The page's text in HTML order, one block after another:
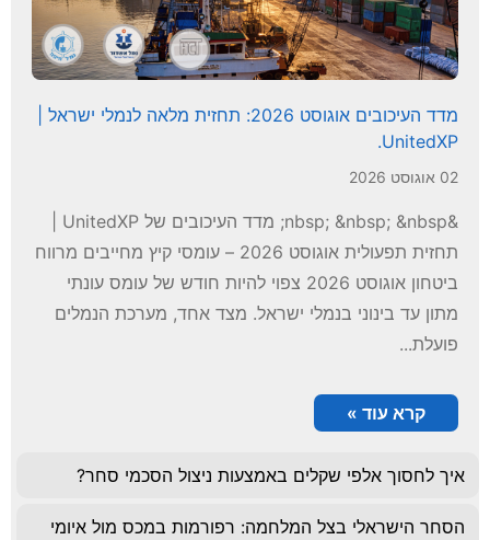
מדד העיכובים אוגוסט 2026: תחזית מלאה לנמלי ישראל |
UnitedXP.
02 אוגוסט 2026
תחזית תפעולית אוגוסט 2026 – עומסי קיץ מחייבים מרווח
ביטחון אוגוסט 2026 צפוי להיות חודש של עומס עונתי
מתון עד בינוני בנמלי ישראל. מצד אחד, מערכת הנמלים
פועלת...
קרא עוד »
איך לחסוך אלפי שקלים באמצעות ניצול הסכמי סחר?
הסחר הישראלי בצל המלחמה: רפורמות במכס מול איומי